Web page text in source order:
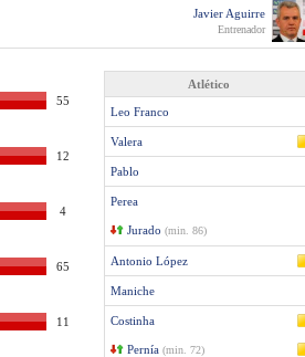
Javier Aguirre
Entrenador
55
12
4
65
11
Atlético
Leo Franco
Valera
Pablo
Perea
Jurado (min. 86)
Antonio López
Maniche
Costinha
Pernía (min. 72)